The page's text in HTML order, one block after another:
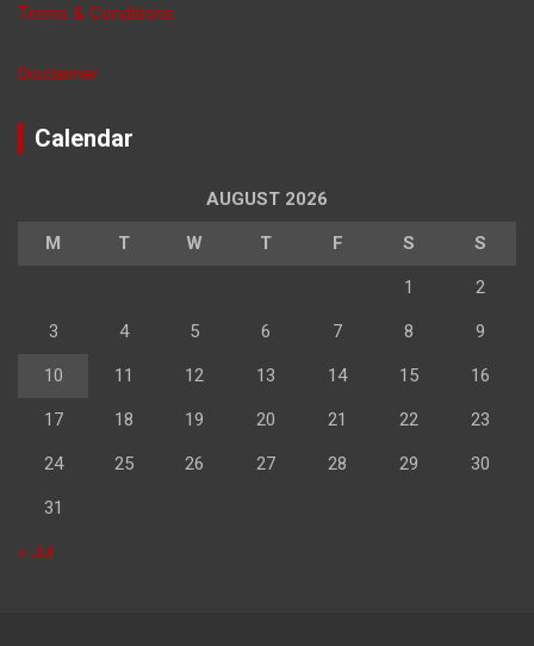
Terms & Conditions
Disclaimer
Calendar
AUGUST 2026
M T W T F S S
1 2
3 4 5 6 7 8 9
10 11 12 13 14 15 16
17 18 19 20 21 22 23
24 25 26 27 28 29 30
31
« Jul